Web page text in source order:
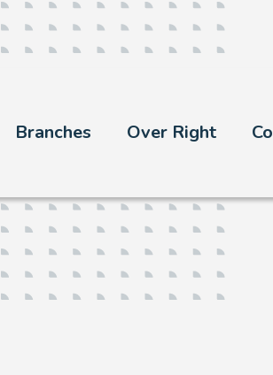
Branches Over Right
voor